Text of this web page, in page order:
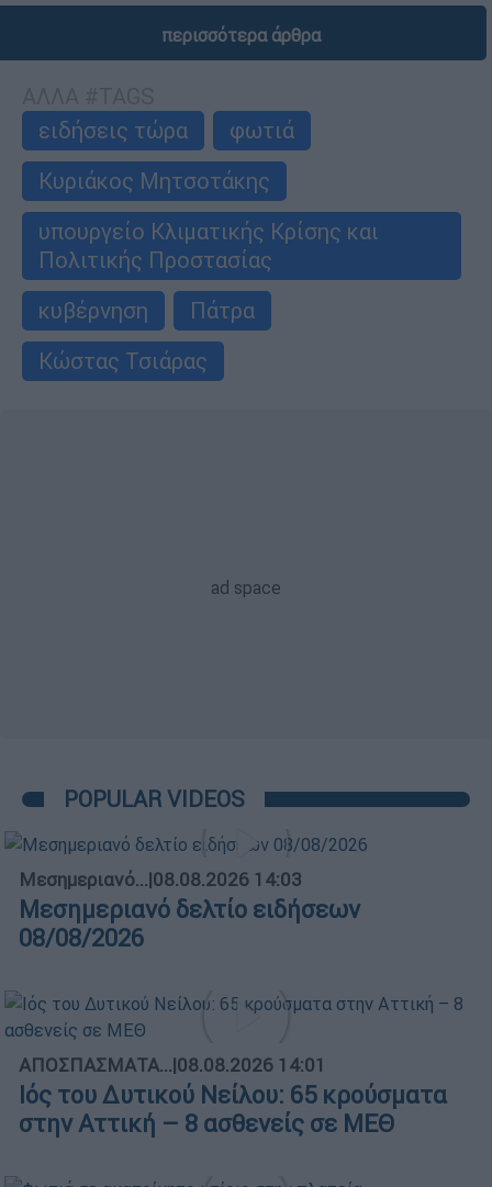
περισσότερα άρθρα
ειδήσεις τώρα
φωτιά
Κυριάκος Μητσοτάκης
υπουργείο Κλιματικής Κρίσης και
Πολιτικής Προστασίας
κυβέρνηση
Πάτρα
Κώστας Τσιάρας
POPULAR VIDEOS
Μεσημεριανό...|08.08.2026 14:03
Μεσημεριανό δελτίο ειδήσεων
08/08/2026
ΑΠΟΣΠΑΣΜΑΤΑ...|08.08.2026 14:01
Ιός του Δυτικού Νείλου: 65 κρούσματα
στην Αττική – 8 ασθενείς σε ΜΕΘ